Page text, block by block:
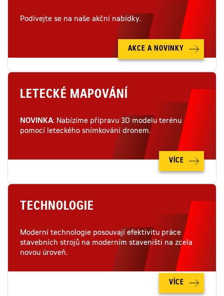
Podívejte se na naše akční nabídky.
AKCE A NOVINKY
LETECKÉ MAPOVÁNÍ
NOVINKA: Nabízíme přípravu 3D modelu terénu
pomocí leteckého snímkování dronem.
VÍCE
TECHNOLOGIE
Moderní technologie posouvají efektivitu práce
stavebních strojů na moderním staveništi na zcela
novou úroveň.
VÍCE